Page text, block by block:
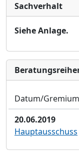
Sachverhalt
Siehe Anlage.
Datum/Gremium
20.06.2019
Hauptausschuss